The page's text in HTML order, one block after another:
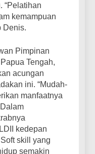
“Pelatihan
kemampuan
Denis.
Pimpinan
Tengah,
acungan
ini. “Mudah-
manfaatnya
kedepan
skill yang
semakin